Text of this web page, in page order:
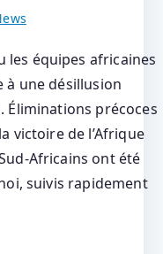
les équipes africaines
à une désillusion
Éliminations précoces
victoire de l’Afrique
Africains ont été
suivis rapidement